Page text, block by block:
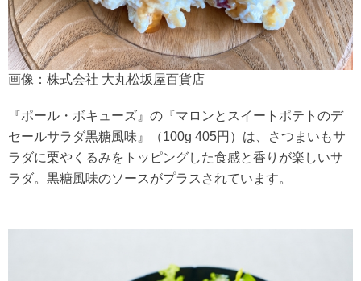
画像：株式会社 大丸松坂屋百貨店
『ポール・ボキューズ』の『マロンとスイートポテトのデ
セールサラダ黒糖風味』（100g 405円）は、さつまいもサ
ラダに栗やくるみをトッピングした食感と香りが楽しいサ
ラダ。黒糖風味のソースがプラスされています。